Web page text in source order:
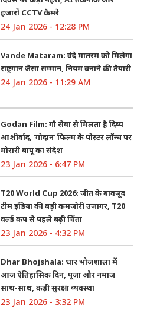
हजारों CCTV कैमरे
24 Jan 2026 - 12:28 PM
Vande Mataram: वंदे मातरम को मिलेगा
राष्ट्रगान जैसा सम्मान, नियम बनाने की तैयारी
24 Jan 2026 - 11:29 AM
Godan Film: गौ सेवा से मिलता है दिव्य
आशीर्वाद, ‘गोदान’ फिल्म के पोस्टर लॉन्च पर
मोरारी बापू का संदेश
23 Jan 2026 - 6:47 PM
T20 World Cup 2026: जीत के बावजूद
टीम इंडिया की बड़ी कमजोरी उजागर, T20
वर्ल्ड कप से पहले बढ़ी चिंता
23 Jan 2026 - 4:32 PM
Dhar Bhojshala: धार भोजशाला में
आज ऐतिहासिक दिन, पूजा और नमाज
साथ-साथ, कड़ी सुरक्षा व्यवस्था
23 Jan 2026 - 3:32 PM